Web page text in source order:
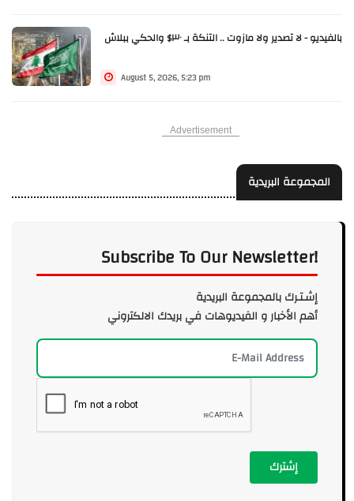
بالفيديو - لا تصدير ولا مازوت .. التنكة بـ ٣٠$ والحكي ببلاش
August 5, 2026, 5:23 pm
Advertisement
المجموعة البريدية
Subscribe To Our Newsletter!
إشـتـرك بالمجموعة البريدية
أهم الأخبار و الفيديوهات في بريدك الالكتروني
إشترك